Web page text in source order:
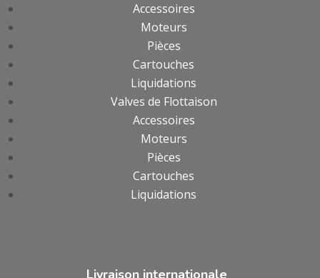
Accessoires
Moteurs
Pièces
Cartouches
Liquidations
Valves de Flottaison
Accessoires
Moteurs
Pièces
Cartouches
Liquidations
Livraison internationale